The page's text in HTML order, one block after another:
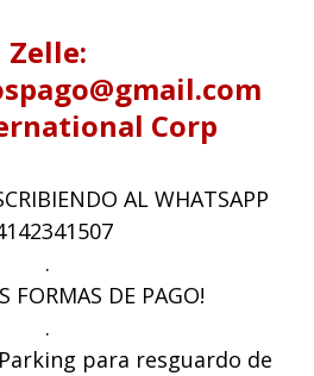
Zelle:
Corp
AL WHATSAPP
.
FORMAS DE PAGO!
.
para resguardo de